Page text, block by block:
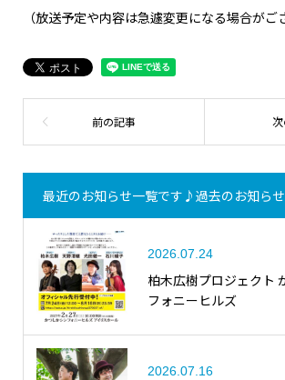
（放送予定や内容は急遽変更になる場合がご
最近のお知らせ一覧です♪ 過去のお知ら
2026.07.24
柏木広樹プロジェクト
フォニーヒルズ
2026.07.16